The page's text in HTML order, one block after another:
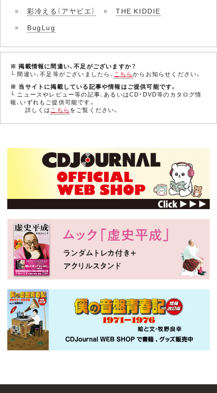
彩冷える（アヤビエ）
THE KIDDIE
BugLug
※ 掲載情報に間違い、不足がございますか？
└ 間違い、不足等がございましたら、 こちらからお知らせください。
※ 当サイトに掲載している記事や情報はご提供可能です。
└ ニュースやレビュー等の記事、あるいはCD・DVD等のカタログ情
報、いずれもご提供可能です。
詳しくはこちら をご覧ください。